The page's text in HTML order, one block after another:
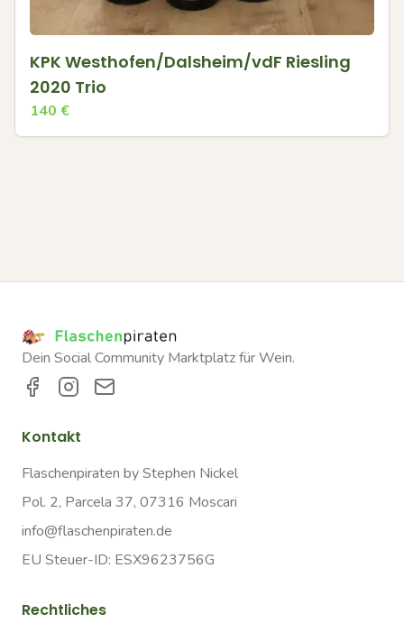
KPK Westhofen/Dalsheim/vdF Riesling
2020 Trio
140 €
Dein Social Community Marktplatz für Wein.
Kontakt
Flaschenpiraten by Stephen Nickel
Pol. 2, Parcela 37, 07316 Moscari
info@flaschenpiraten.de
EU Steuer-ID: ESX9623756G
Rechtliches